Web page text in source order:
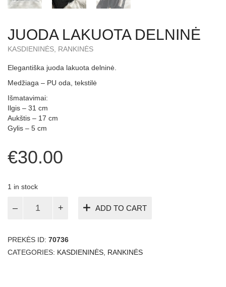
JUODA LAKUOTA DELNINĖ
KASDIENINĖS RANKINĖS
Elegantiška juoda lakuota delninė.
Medžiaga – PU oda, tekstilė
Išmatavimai:
Ilgis – 31 cm
Aukštis – 17 cm
Gylis – 5 cm
€30.00
1 in stock
lakuota
ADD TO CART
PREKĖS ID: 70736
CATEGORIES: KASDIENINĖS RANKINĖS